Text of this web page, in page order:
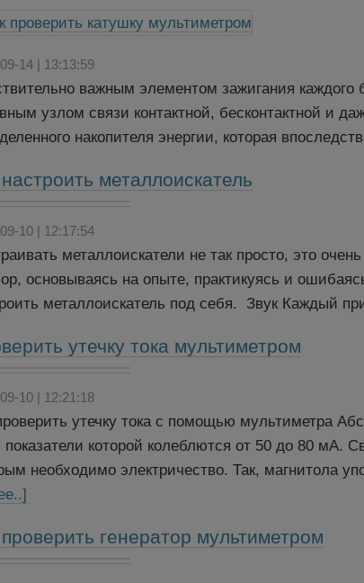
14 | 13:13:59
важным элементом зажигания каждого
узлом связи контактной, бесконтактной и
накопителя энергии, которая
металлоискатель
10 | 12:17:54
металлоискатели не так просто, это
основываясь на опыте, практикуясь и
металлоискатель под себя. Звук Каждый
утечку тока мультиметром
10 | 12:21:18
утечку тока с помощью мультиметра
показатели которой колеблются от 50 до 80 мА.
необходимо электричество. Так, магнитола
генератор мультиметром